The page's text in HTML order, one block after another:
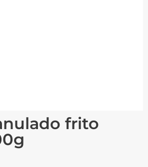
frito